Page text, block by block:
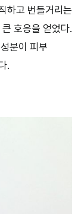
하고 번들거리는
호응을 얻었다.
분이 피부
.